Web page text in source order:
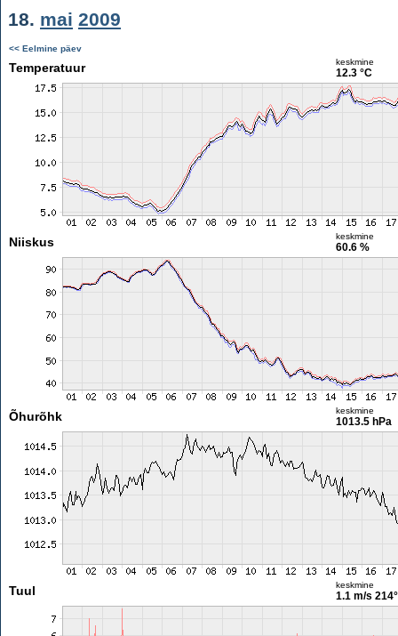
18. mai 2009
<< Eelmine päev
Temperatuur keskmine
12.3 °C
Niiskus keskmine
60.6 %
Õhurõhk keskmine
1013.5 hPa
Tuul keskmine
1.1 m/s 214°